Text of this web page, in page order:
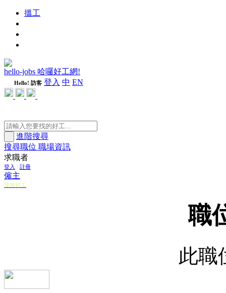
搵工
hello-jobs 哈囉好工網!
Hello! 訪客 登入 中 EN
進階搜尋
搜尋職位 職場資訊
求職者
登入 / 註冊
僱主
發放好工
職
此職